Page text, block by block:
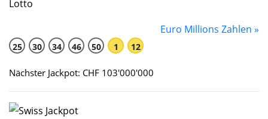
Euro Millions Zahlen »
25 30 34 46 50 1 12
Nächster Jackpot: CHF 103'000'000